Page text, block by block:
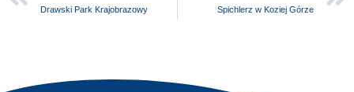
Drawski Park Krajobrazowy Spichlerz w Koziej Górze